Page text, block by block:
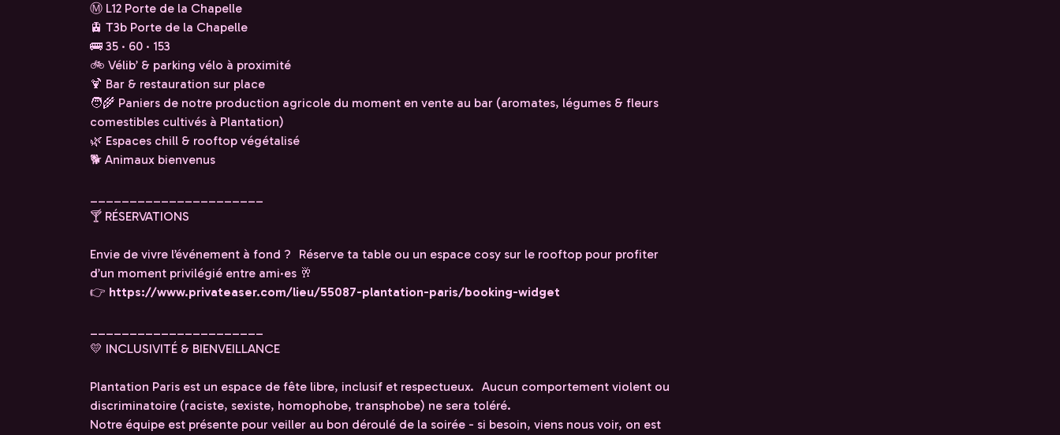
Ⓜ️ L12 Porte de la Chapelle
🚊 T3b Porte de la Chapelle
🚌 35 · 60 · 153
🚲 Vélib’ & parking vélo à proximité
🍹 Bar & restauration sur place
🧑‍🌾 Paniers de notre production agricole du moment en vente au bar (aromates, légumes & fleurs
comestibles cultivés à Plantation)
🌿 Espaces chill & rooftop végétalisé
🐕 Animaux bienvenus
______________________
🍸 RÉSERVATIONS
Envie de vivre l’événement à fond ? Réserve ta table ou un espace cosy sur le rooftop pour profiter
d’un moment privilégié entre ami·es 🥂
👉 https://www.privateaser.com/lieu/55087-plantation-paris/booking-widget
______________________
💛 INCLUSIVITÉ & BIENVEILLANCE
Plantation Paris est un espace de fête libre, inclusif et respectueux. Aucun comportement violent ou
discriminatoire (raciste, sexiste, homophobe, transphobe) ne sera toléré.
Notre équipe est présente pour veiller au bon déroulé de la soirée - si besoin, viens nous voir, on est